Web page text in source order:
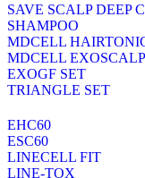
SAVE SCALP DEEP
SHAMPOO
MDCELL
MDCELL
EXOGF SET
TRIANGLE SET
EHC60
ESC60
LINECELL FIT
LINE-TOX